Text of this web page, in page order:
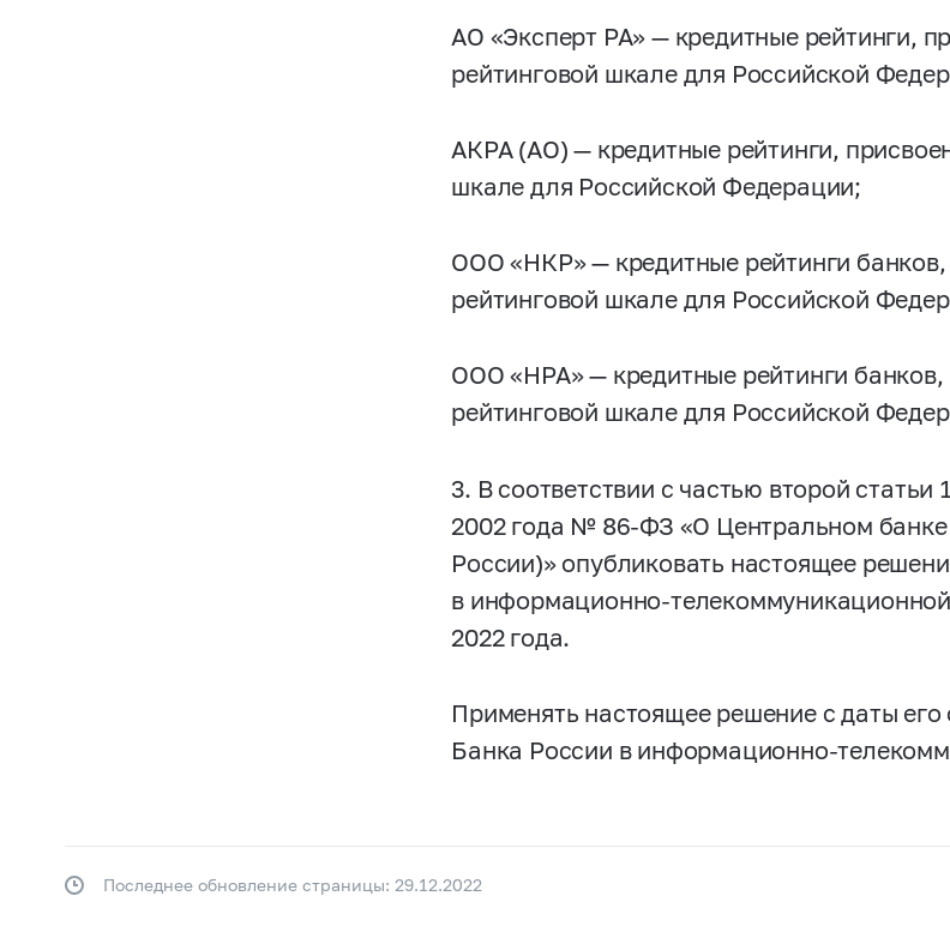
АО «Эксперт РА» — кредитные рейтинги,
рейтинговой шкале для Российской
АКРА (АО) — кредитные рейтинги,
шкале для Российской Федерации;
ООО «НКР» — кредитные рейтинги
рейтинговой шкале для Российской
ООО «НРА» — кредитные рейтинги
рейтинговой шкале для Российской
3. В соответствии с частью второй
2002 года № 86-ФЗ «О Центральном
России)» опубликовать настоящее
в информационно-
2022 года.
Применять настоящее решение с даты
Банка России в информационно-
Последнее обновление страницы: 29.12.2022